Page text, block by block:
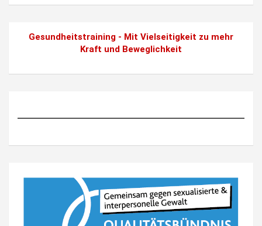
Gesundheitstraining - Mit Vielseitigkeit zu mehr
Kraft und Beweglichkeit